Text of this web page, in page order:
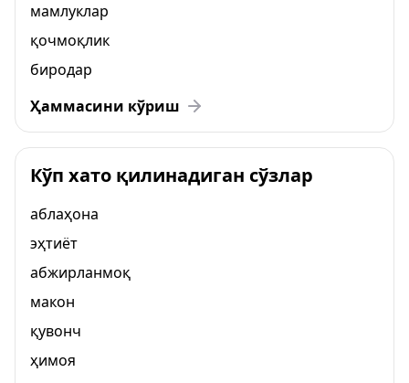
мамлуклар
қочмоқлик
биродар
Ҳаммасини кўриш
Кўп хато қилинадиган сўзлар
аблаҳона
эҳтиёт
абжирланмоқ
макон
қувонч
ҳимоя